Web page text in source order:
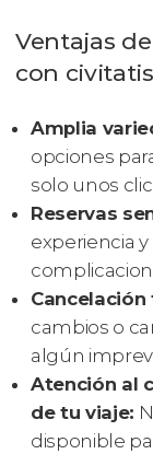
Ventajas
con civitatis
Amplia
opciones
solo unos
Reservas
experiencia
Cancelación
cambios o
algún
Atención al
de tu viaje:
disponible